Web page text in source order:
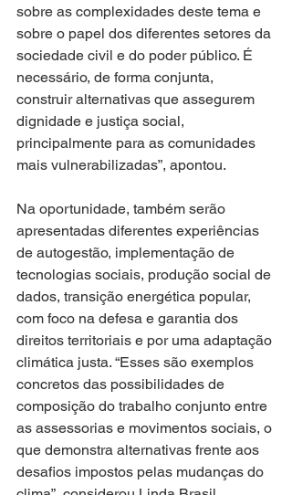
sobre as complexidades deste tema e
sobre o papel dos diferentes setores da
sociedade civil e do poder público. É
necessário, de forma conjunta,
construir alternativas que assegurem
dignidade e justiça social,
principalmente para as comunidades
mais vulnerabilizadas”, apontou.
Na oportunidade, também serão
apresentadas diferentes experiências
de autogestão, implementação de
tecnologias sociais, produção social de
dados, transição energética popular,
com foco na defesa e garantia dos
direitos territoriais e por uma adaptação
climática justa. “Esses são exemplos
concretos das possibilidades de
composição do trabalho conjunto entre
as assessorias e movimentos sociais, o
que demonstra alternativas frente aos
desafios impostos pelas mudanças do